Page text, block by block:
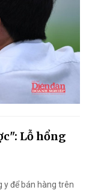
Lỗ hổng
y để bán hàng trên